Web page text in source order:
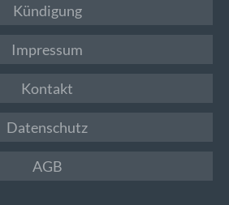
Kündigung
Impressum
Kontakt
Datenschutz
AGB